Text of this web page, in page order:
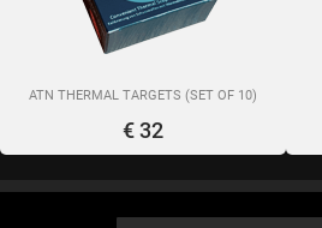
ATN THERMAL TARGETS (SET OF 10)
€ 32